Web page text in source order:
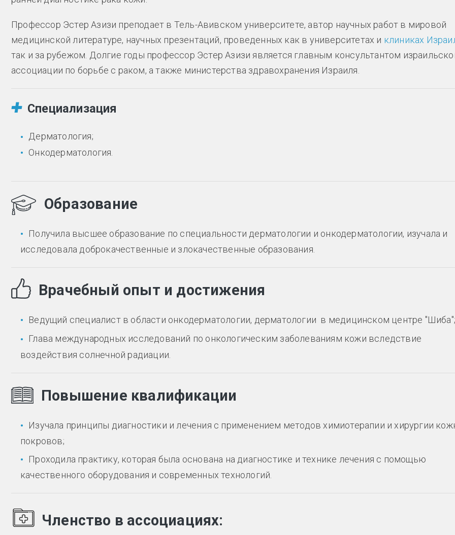
Профессор Эстер Азизи преподает в Тель-Авивском университете, автор научных работ в мировой
медицинской литературе, научных презентаций, проведенных как в университетах и клиниках
так и за рубежом. Долгие годы профессор Эстер Азизи является главным консультантом
ассоциации по борьбе с раком, а также министерства здравохранения Израиля.
Специализация
Дерматология;
Онкодерматология.
Образование
Получила высшее образование по специальности дерматологии и онкодерматологии, изучала и
исследовала доброкачественные и злокачественные образования.
Врачебный опыт и достижения
Ведущий специалист в области онкодерматологии, дерматологии в медицинском центре
Глава международных исследований по онкологическим заболеваниям кожи вследствие
воздействия солнечной радиации.
Повышение квалификации
Изучала принципы диагностики и лечения с применением методов химиотерапии и хирургии
покровов;
Проходила практику, которая была основана на диагностике и технике лечения с помощью
качественного оборудования и современных технологий.
Членство в ассоциациях: